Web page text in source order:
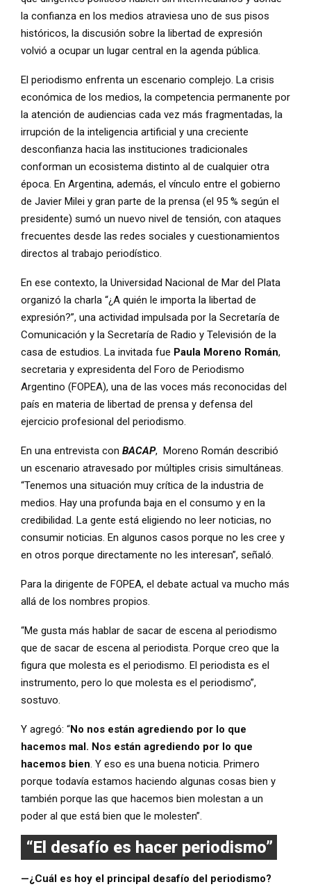
la confianza en los medios atraviesa uno de sus pisos
históricos, la discusión sobre la libertad de expresión
volvió a ocupar un lugar central en la agenda pública.
El periodismo enfrenta un escenario complejo. La crisis
económica de los medios, la competencia permanente por
la atención de audiencias cada vez más fragmentadas, la
irrupción de la inteligencia artificial y una creciente
desconfianza hacia las instituciones tradicionales
conforman un ecosistema distinto al de cualquier otra
época. En Argentina, además, el vínculo entre el gobierno
de Javier Milei y gran parte de la prensa (el 95 % según el
presidente) sumó un nuevo nivel de tensión, con ataques
frecuentes desde las redes sociales y cuestionamientos
directos al trabajo periodístico.
En ese contexto, la Universidad Nacional de Mar del Plata
organizó la charla “¿A quién le importa la libertad de
expresión?”, una actividad impulsada por la Secretaría de
Comunicación y la Secretaría de Radio y Televisión de la
casa de estudios. La invitada fue Paula Moreno Román,
secretaria y expresidenta del Foro de Periodismo
Argentino (FOPEA), una de las voces más reconocidas del
país en materia de libertad de prensa y defensa del
ejercicio profesional del periodismo.
En una entrevista con BACAP, Moreno Román describió
un escenario atravesado por múltiples crisis simultáneas.
“Tenemos una situación muy crítica de la industria de
medios. Hay una profunda baja en el consumo y en la
credibilidad. La gente está eligiendo no leer noticias, no
consumir noticias. En algunos casos porque no les cree y
en otros porque directamente no les interesan”, señaló.
Para la dirigente de FOPEA, el debate actual va mucho más
allá de los nombres propios.
“Me gusta más hablar de sacar de escena al periodismo
que de sacar de escena al periodista. Porque creo que la
figura que molesta es el periodismo. El periodista es el
instrumento, pero lo que molesta es el periodismo”,
sostuvo.
Y agregó: “No nos están agrediendo por lo que
hacemos mal. Nos están agrediendo por lo que
hacemos bien. Y eso es una buena noticia. Primero
porque todavía estamos haciendo algunas cosas bien y
también porque las que hacemos bien molestan a un
poder al que está bien que le molesten”.
“El desafío es hacer periodismo”
—¿Cuál es hoy el principal desafío del periodismo?